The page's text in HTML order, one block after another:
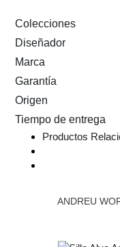
Colecciones
Diseñador
Marca
Garantía
Origen
Tiempo de entrega
Productos
ANDREU